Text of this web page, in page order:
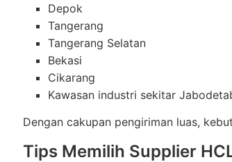
Depok
Tangerang
Tangerang Selatan
Bekasi
Cikarang
Kawasan industri sekitar
Dengan cakupan pengiriman luas,
Tips Memilih Supplier